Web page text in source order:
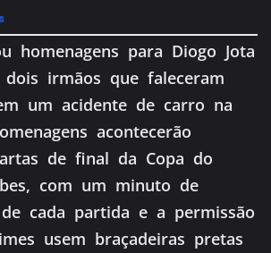
homenagens para Diogo Jota
irmãos que faleceram
um acidente de carro na
acontecerão
de final da Copa do
com um minuto de
cada partida e a permissão
usem braçadeiras pretas